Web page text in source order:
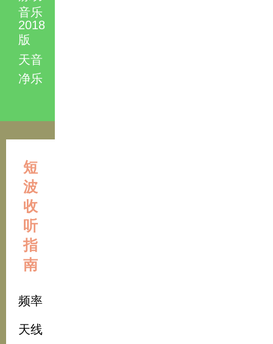
音乐
2018
版
天音
净乐
短
波
收
听
指
南
频率
天线